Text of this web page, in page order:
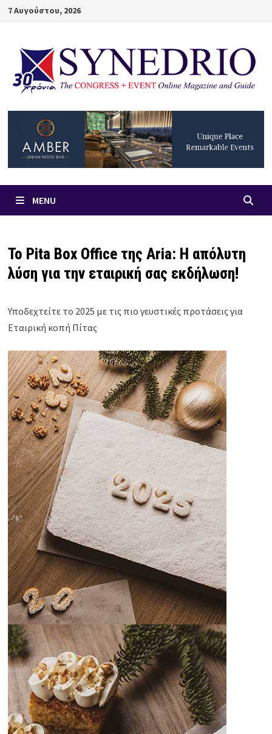
Skip7 Αυγούστου, 2026
MENU
Το Pita Box Office της Aria: Η απόλυτη
λύση για την εταιρική σας εκδήλωση!
Υποδεχτείτε το 2025 με τις πιο γευστικές προτάσεις για
Εταιρική κοπή Πίτας